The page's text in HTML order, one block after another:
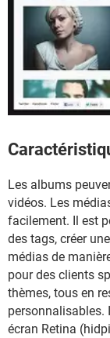
Les albums
vidéos. Les
facilement. Il est
des tags, créer
médias de
pour des clients
thèmes, tous en
personnalisables.
écran Retina